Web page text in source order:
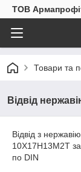
ТОВ
Товари та
Відвід
Відвід з
10Х17Н13М2Т за
по DIN